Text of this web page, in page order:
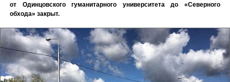
от Одинцовского гуманитарного университета до «Северного
обхода» закрыт.